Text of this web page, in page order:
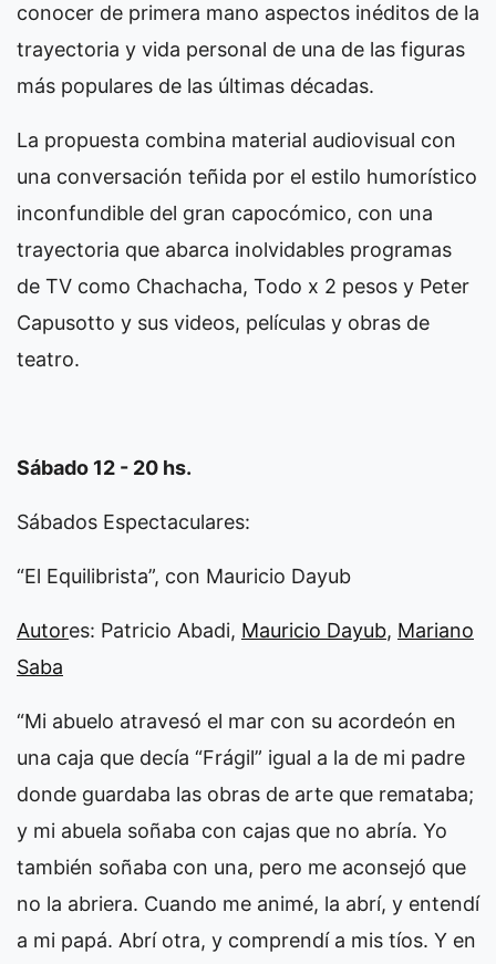
conocer de primera mano aspectos inéditos de la
trayectoria y vida personal de una de las figuras
más populares de las últimas décadas.
La propuesta combina material audiovisual con
una conversación teñida por el estilo humorístico
inconfundible del gran capocómico, con una
trayectoria que abarca inolvidables programas
de TV como Chachacha, Todo x 2 pesos y Peter
Capusotto y sus videos, películas y obras de
teatro.
Sábado 12 - 20 hs.
Sábados Espectaculares:
“El Equilibrista”, con Mauricio Dayub
Autores: Patricio Abadi, Mauricio Dayub, Mariano
Saba
“Mi abuelo atravesó el mar con su acordeón en
una caja que decía “Frágil” igual a la de mi padre
donde guardaba las obras de arte que remataba;
y mi abuela soñaba con cajas que no abría. Yo
también soñaba con una, pero me aconsejó que
no la abriera. Cuando me animé, la abrí, y entendí
a mi papá. Abrí otra, y comprendí a mis tíos. Y en